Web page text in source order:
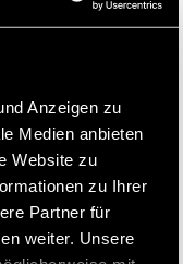
Anzeigen zu
Medien anbieten
Website zu
zu Ihrer
Partner für
weiter. Unsere
der
bedrahtet,
die viele
Leistungen,
Varianten,
gibt es